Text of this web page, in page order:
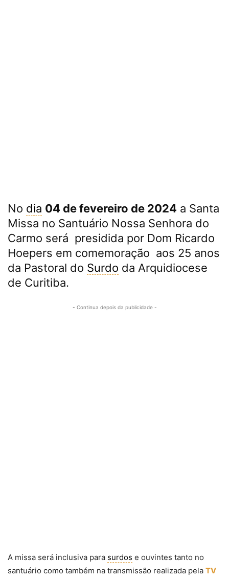
No dia 04 de fevereiro de 2024 a Santa
Missa no Santuário Nossa Senhora do
Carmo será presidida por Dom Ricardo
Hoepers em comemoração aos 25 anos
da Pastoral do Surdo da Arquidiocese
de Curitiba.
- Continua depois da publicidade -
A missa será inclusiva para surdos e ouvintes tanto no
santuário como também na transmissão realizada pela TV